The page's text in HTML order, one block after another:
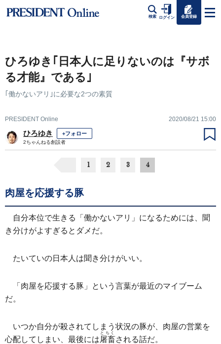
検索 ログイン 会員登録
ひろゆき｢日本人に足りないのは『サボ
る才能』である｣
｢働かないアリ｣に必要な2つの素質
PRESIDENT Online 2020/08/21 15:00
ひろゆき +フォロー
2ちゃんねる創設者
1 2 3 4
肉屋を応援する豚
自分本位で生きる「働かないアリ」になるためには、聞
き分けがよすぎるとダメだ。
たいていの日本人は聞き分けがいい。
「肉屋を応援する豚」という言葉が最近のマイブーム
だ。
いつか自分が殺されてしまう状況の豚が、肉屋の営業を
心配してしまい、最後には屠畜
とちく
される話だ。